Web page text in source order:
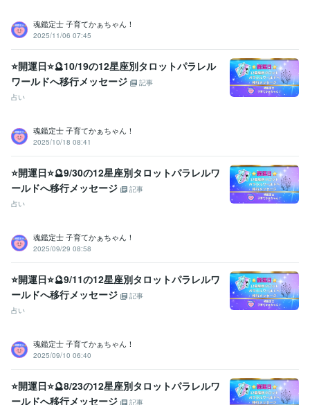
福祉住環境コーディネーター2級
福祉用具専門相談員
得意分野
悩み相談・カウンセリング 【複数占術による解決策】 【親子鑑定】
【魂の気質から読み解く不登校の悩み相談】
【ママへの♡パラレル
シフトメッセージ】
子育ての悩み
占い 【魂の気質から読み解く宝物(才能)鑑定】
ためのお手伝い♡♪】
悩み相談 子育ての悩み 仕事 家族の悩み
魂鑑定士 子育てかぁちゃん！
2025/11/06 07:45
⭐開運日⭐🔮10/19の12星座別タロットパラレル
ワールドへ移行メッセージ
記事
占い
魂鑑定士 子育てかぁちゃん！
2025/10/18 08:41
⭐開運日⭐🔮9/30の12星座別タロットパラレルワ
ールドへ移行メッセージ
記事
占い
魂鑑定士 子育てかぁちゃん！
2025/09/29 08:58
⭐開運日⭐🔮9/11の12星座別タロットパラレルワ
ールドへ移行メッセージ
記事
占い
魂鑑定士 子育てかぁちゃん！
2025/09/10 06:40
⭐開運日⭐🔮8/23の12星座別タロットパラレルワ
ールドへ移行メッセージ
記事